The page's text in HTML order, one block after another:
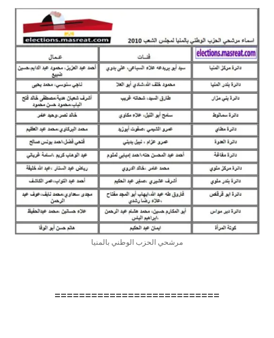
مرشحي الحزب الوطني بالمنيا
===========================